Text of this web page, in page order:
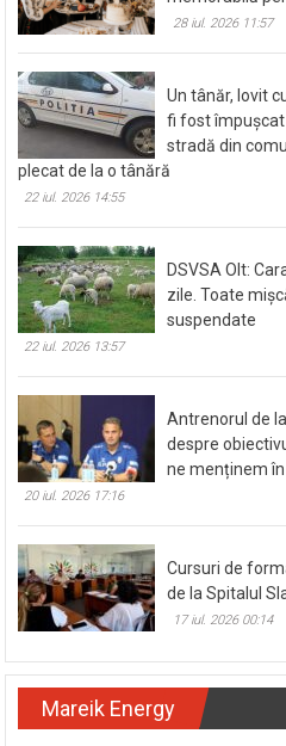
28 iul. 2026 11:57
Un tânăr, lovit
fi fost împușcat
stradă din
plecat de la o tânără
22 iul. 2026 14:55
DSVSA Olt:
zile. Toate
suspendate
22 iul. 2026 13:57
Antrenorul de
despre
ne menținem
20 iul. 2026 17:16
Cursuri de
de la Spitalul
17 iul. 2026 00:14
Mareik Energy